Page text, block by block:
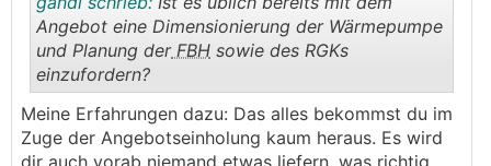
..
Angebot eine Dimensionierung der Wärmepumpe
und Planung derFBH sowie des RGKs
einzufordern?
Meine Erfahrungen dazu: Das alles bekommst du im
Zuge der Angebotseinholung kaum heraus. Es wird
dir auch vorab niemand etwas liefern, was richtig